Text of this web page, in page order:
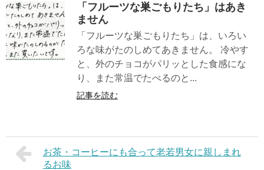
「フルーツな巣ごもりたち」はあき
ません
「フルーツな巣ごもりたち」は、いろい
ろな味がたのしめてあきません。 冷やす
と、外のチョコがパリッとした食感にな
り、また常温でたべるのと...
記事を読む
お茶・コーヒーにも合って老若男女に親しまれ
るお味